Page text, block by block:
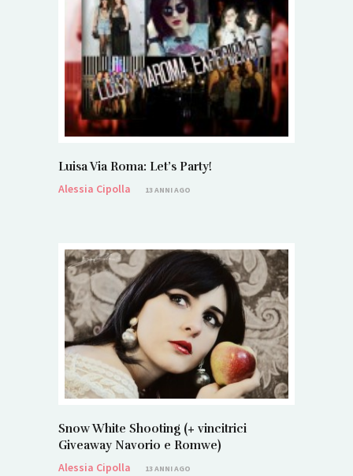
Luisa Via Roma: Let’s Party!
Alessia Cipolla
13 ANNI AGO
Snow White Shooting (+ vincitrici
Giveaway Navorio e Romwe)
Alessia Cipolla
13 ANNI AGO